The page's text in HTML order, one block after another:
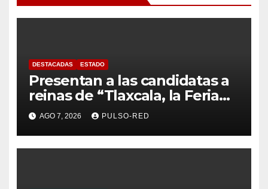
DESTACADAS ESTADO
Presentan a las candidatas a
reinas de “Tlaxcala, la Feria
de Ferias 2026: La Flor
Tlaxcalteca”
AGO 7, 2026 PULSO-RED